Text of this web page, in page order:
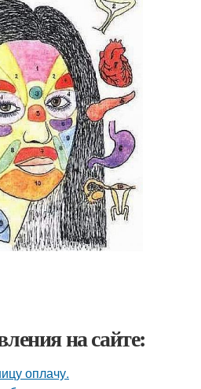
на сайте:
оплачу.